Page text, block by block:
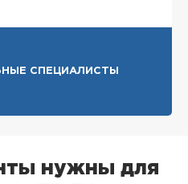
СПЕЦИАЛИСТЫ
нужны для